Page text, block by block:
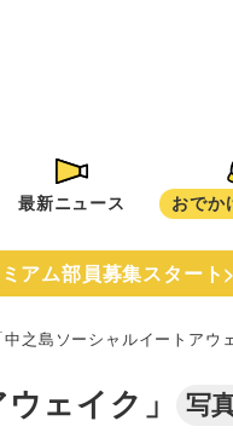
最新ニュース おでか
アム部員募集スタート
中之島ソーシャルイートアウ
ェイク」 写